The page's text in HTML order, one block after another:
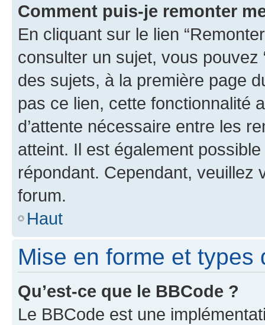
Comment puis-je remonter
En cliquant sur le lien
consulter un sujet, vous pouvez
des sujets, à la première page
pas ce lien, cette fonctionnalité
d’attente nécessaire entre les
atteint. Il est également
répondant. Cependant,
forum.
Haut
Mise en forme et types
Qu’est-ce que le BBCode ?
Le BBCode est une